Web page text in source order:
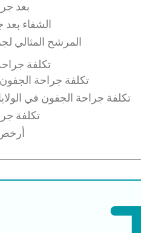
بعد
الشفاء
المرشح المثالي
تكلفة جراحة
تكلفة جراحة
تكلفة جراحة الجفون في
تكلفة